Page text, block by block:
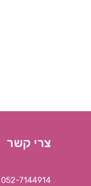
צרי קשר
052-7144914